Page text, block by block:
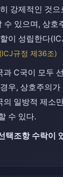
강제적인 것
수 있으며, 상호
이 성립한다
(ICJ규정 제36조)
과 C국이 모두
우, 상호주의
의 일방적 제소
수 있다.
택조항 수락이